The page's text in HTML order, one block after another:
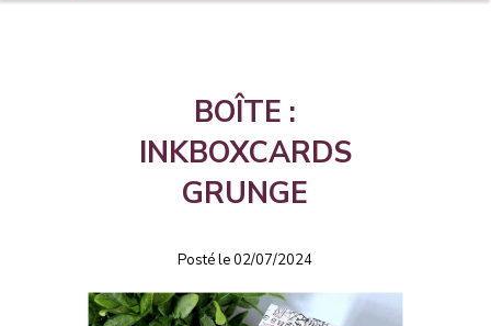
BOÎTE :
INKBOXCARDS
GRUNGE
Posté le 02/07/2024